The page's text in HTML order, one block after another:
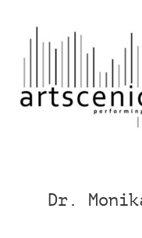
Inhalt
springen
Dr.